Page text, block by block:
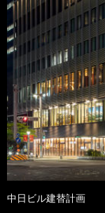
中日ビル建替計画